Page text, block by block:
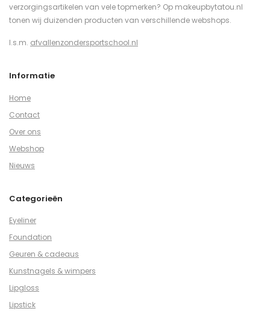
verzorgingsartikelen van vele topmerken? Op makeupbytatou.nl
tonen wij duizenden producten van verschillende webshops.
I.s.m. afvallenzondersportschool.nl
Informatie
Home
Contact
Over ons
Webshop
Nieuws
Categorieën
Eyeliner
Foundation
Geuren & cadeaus
Kunstnagels & wimpers
Lipgloss
Lipstick